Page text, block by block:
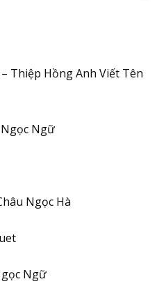
Thiệp Hồng Anh Viết Tên
Ngữ
Ngọc Hà
Ngữ